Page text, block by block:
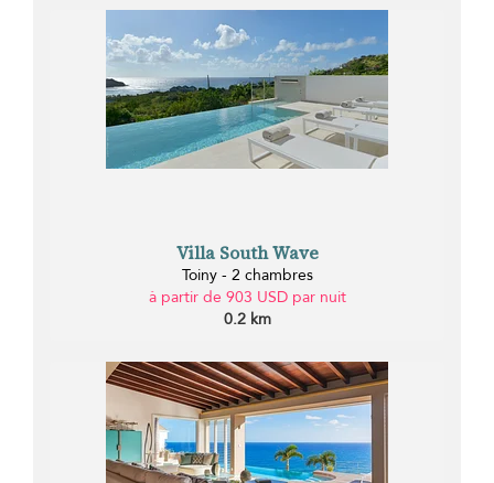
Villa South Wave
Toiny - 2 chambres
à partir de 903 USD par nuit
0.2 km